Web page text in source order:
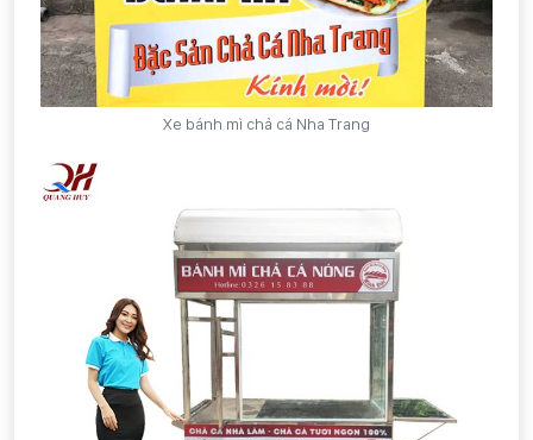
Xe bánh mì chả cá Nha Trang